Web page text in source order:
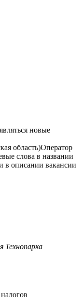
новые
область)Оператор
слова в названии
в описании вакансии
Технопарка